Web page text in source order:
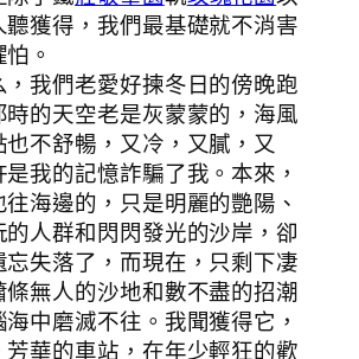
獲得，我們最基礎就不消害
。
我們老愛好揀冬日的傍晚跑
的天空老是灰蒙蒙的，海風
不舒暢，又冷，又膩，又
我的記憶詐騙了我。本來，
海邊的，只是明麗的艷陽、
人群和閃閃發光的沙岸，卻
失落了，而現在，只剩下凄
無人的沙地和數不盡的招潮
中磨滅不往。我聞獲得它，
華的車站，在年少輕狂的歡